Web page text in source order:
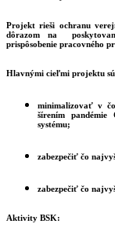
Projekt rieši ochranu
dôrazom na
prispôsobenie pracovného
Hlavnými cieľmi projektu
minimalizovať v
šírením pandémie
systému;
zabezpečiť čo
zabezpečiť čo
Aktivity BSK: